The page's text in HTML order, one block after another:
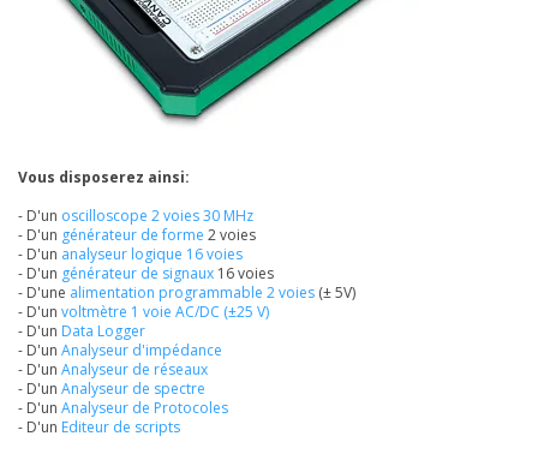
Vous disposerez ainsi:
- D'un oscilloscope 2 voies 30 MHz
- D'un générateur de forme 2 voies
- D'un analyseur logique 16 voies
- D'un générateur de signaux 16 voies
- D'une alimentation programmable 2 voies (± 5V)
- D'un voltmètre 1 voie AC/DC (±25 V)
- D'un Data Logger
- D'un Analyseur d'impédance
- D'un Analyseur de réseaux
- D'un Analyseur de spectre
- D'un Analyseur de Protocoles
- D'un Editeur de scripts